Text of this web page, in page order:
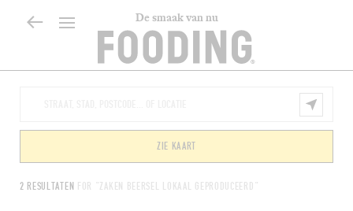
De smaak van nu
2 RESULTATEN FOR "ZAKEN BEERSEL LOKAAL GEPRODUCEERD"
ZIE KAART